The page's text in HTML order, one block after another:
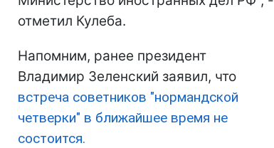
отметил Кулеба.
Напомним, ранее президент
Владимир Зеленский заявил, что
встреча советников "нормандской
четверки" в ближайшее время не
состоится.